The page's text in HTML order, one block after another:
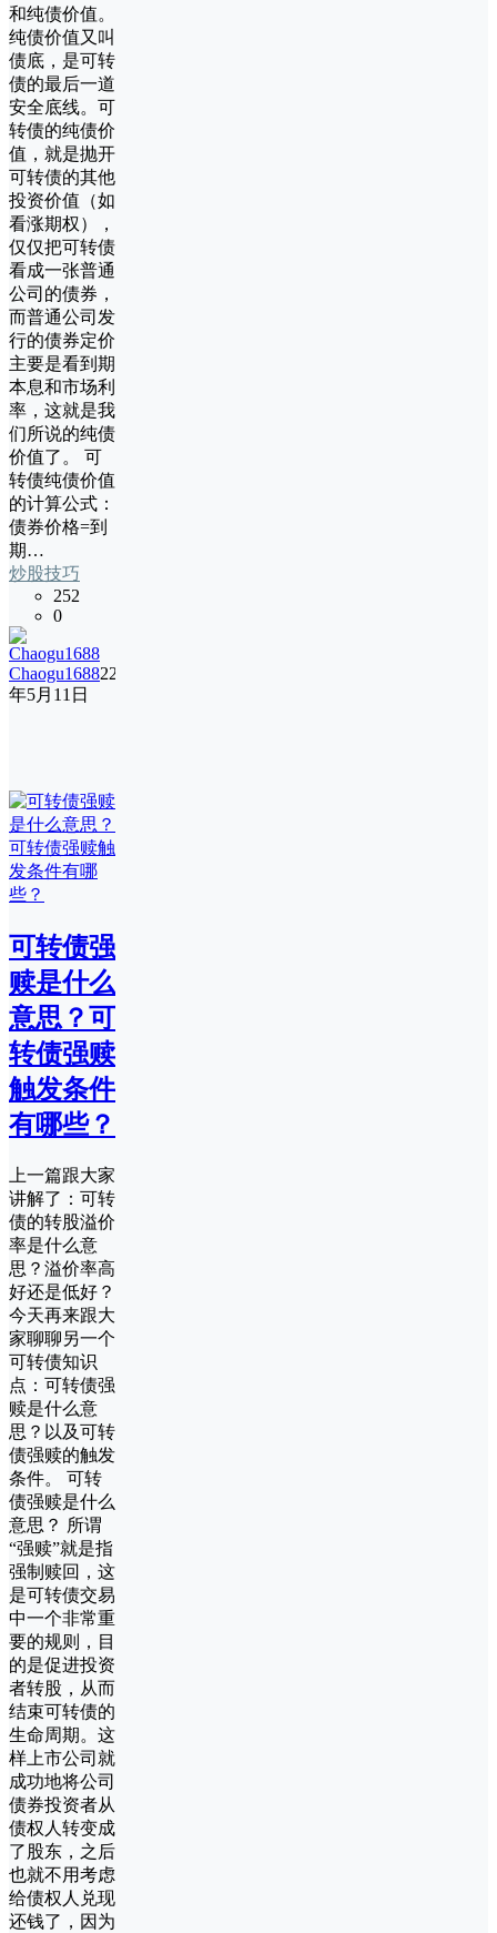
和纯债价值。
纯债价值又叫
债底，是可转
债的最后一道
安全底线。可
转债的纯债价
值，就是抛开
可转债的其他
投资价值（如
看涨期权），
仅仅把可转债
看成一张普通
公司的债券，
而普通公司发
行的债券定价
主要是看到期
本息和市场利
率，这就是我
们所说的纯债
价值了。 可
转债纯债价值
的计算公式：
债券价格=到
期…
炒股技巧
252
0
Chaogu168822
年5月11日
可转债强
赎是什么
意思？可
转债强赎
触发条件
有哪些？
上一篇跟大家
讲解了：可转
债的转股溢价
率是什么意
思？溢价率高
好还是低好？
今天再来跟大
家聊聊另一个
可转债知识
点：可转债强
赎是什么意
思？以及可转
债强赎的触发
条件。 可转
债强赎是什么
意思？ 所谓
“强赎”就是指
强制赎回，这
是可转债交易
中一个非常重
要的规则，目
的是促进投资
者转股，从而
结束可转债的
生命周期。这
样上市公司就
成功地将公司
债券投资者从
债权人转变成
了股东，之后
也就不用考虑
给债权人兑现
还钱了，因为